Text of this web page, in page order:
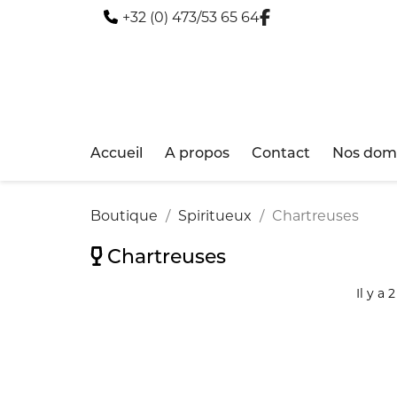
+32 (0) 473/53 65 64
Accueil A propos Contact Nos
Boutique Spiritueux Chartreuses
Chartreuses
Il y a